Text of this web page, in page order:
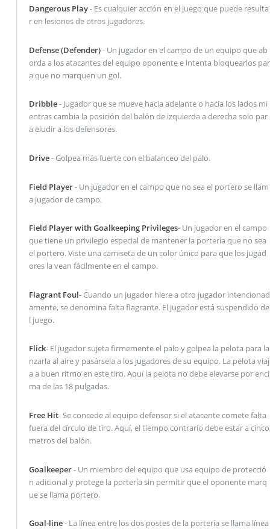
Dangerous Play- Es cualquier acción en el juego que puede resulta
r en lesiones de otros jugadores.
Defense (Defender)- Un jugador en el campo de un equipo que ab
orda a los atacantes del equipo oponente e intenta bloquearlos par
a que no marquen un gol.
Dribble- Jugador que se mueve hacia adelante o hacia los lados mi
entras cambia la posición del balón de izquierda a derecha solo par
a eludir a los defensores.
Drive- Golpea más fuerte con el balanceo del palo.
Field Player- Un jugador en el campo que no sea el portero se llam
a jugador de campo.
Field Player with Goalkeeping Privileges- Un jugador en el campo
que tiene un privilegio especial de mantener la portería que no sea
el portero. Viste una camiseta de un color único para que los jugad
ores la vean fácilmente en el campo.
Flagrant Foul- Cuando un jugador hiere a otro jugador intencionad
amente, se denomina falta flagrante. El jugador está suspendido de
l juego.
Flick- El jugador sujeta firmemente el palo y golpea la pelota para la
nzarla al aire y pasársela a los jugadores de su equipo. La pelota viaj
a a buen ritmo en este tiro. Aquí la pelota no debe elevarse por enci
ma de las 18 pulgadas.
Free Hit- Se concede al equipo defensor si el atacante comete falta
fuera del círculo de tiro. Aquí, el tiempo contrario debe estar a cinco
metros del balón.
Goalkeeper- Un miembro del equipo que usa equipo de protecció
n adicional y protege la portería sin permitir que el oponente marq
ue se llama portero.
Goal-line- La línea entre los dos postes de la portería se llama línea